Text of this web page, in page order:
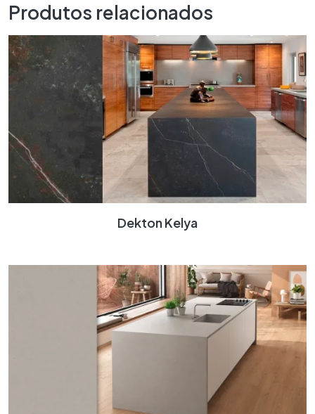
Produtos relacionados
Dekton Kelya